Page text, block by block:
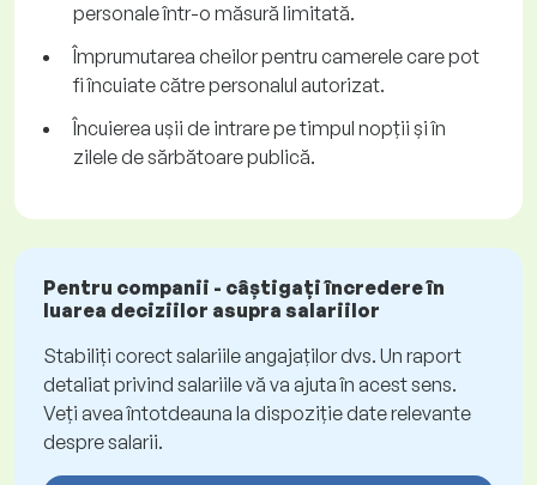
personale într-o măsură limitată.
Împrumutarea cheilor pentru camerele care pot
fi încuiate către personalul autorizat.
Încuierea ușii de intrare pe timpul nopții și în
zilele de sărbătoare publică.
Pentru companii - câștigați încredere în
luarea deciziilor asupra salariilor
Stabiliți corect salariile angajaților dvs. Un raport
detaliat privind salariile vă va ajuta în acest sens.
Veți avea întotdeauna la dispoziție date relevante
despre salarii.